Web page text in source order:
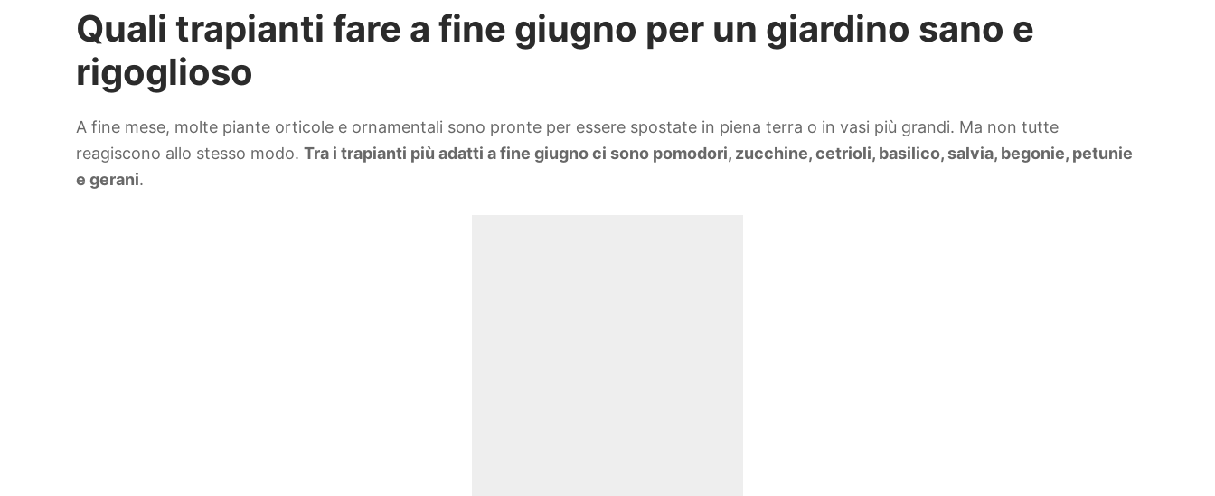
Quali trapianti fare a fine giugno per un giardino sano e
rigoglioso
A fine mese, molte piante orticole e ornamentali sono pronte per essere spostate in piena terra o in vasi più grandi. Ma non tutte
reagiscono allo stesso modo. Tra i trapianti più adatti a fine giugno ci sono pomodori, zucchine, cetrioli, basilico, salvia, begonie, petunie
e gerani.